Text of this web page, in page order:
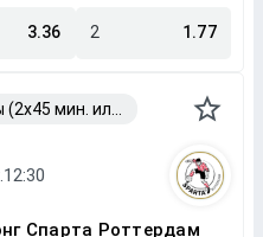
3.36 2 1.77
Спарта Роттердам